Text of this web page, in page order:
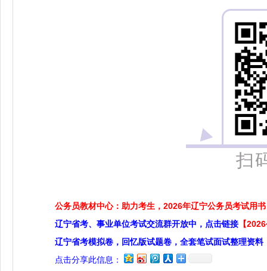
扫
公务员教材中心：助力考生，2026年辽宁公务员考试用书
辽宁省考、事业单位考试交流群开放中，点击链接 【
辽宁省考模拟卷，回忆版试题卷，全套笔试面试整理资料
点击分享此信息：